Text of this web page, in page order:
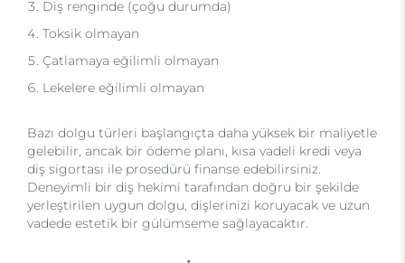
Diş renginde (çoğu durumda)
Toksik olmayan
Çatlamaya eğilimli olmayan
Lekelere eğilimli olmayan
Bazı dolgu türleri başlangıçta daha yüksek bir maliyetle
gelebilir, ancak bir ödeme planı, kısa vadeli kredi veya
diş sigortası ile prosedürü finanse edebilirsiniz.
Deneyimli bir diş hekimi tarafından doğru bir şekilde
yerleştirilen uygun dolgu, dişlerinizi koruyacak ve uzun
vadede estetik bir gülümseme sağlayacaktır.